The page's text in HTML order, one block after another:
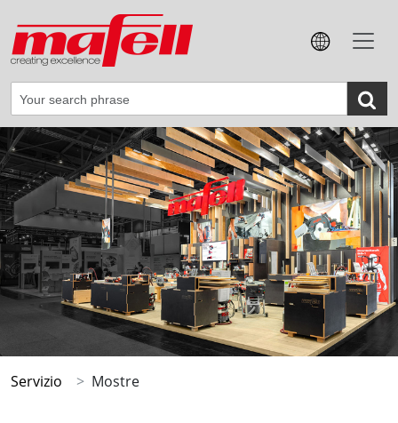
Servizio Mostre